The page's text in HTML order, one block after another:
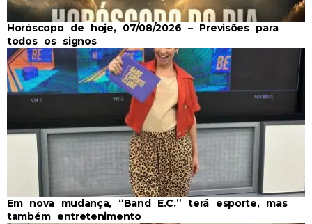
Horóscopo de hoje, 07/08/2026 – Previsões para
todos os signos
Em nova mudança, “Band E.C.” terá esporte, mas
também entretenimento